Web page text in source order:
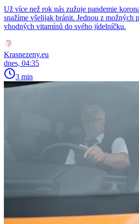
Už více než rok nás zužuje pandemie
snažíme všelijak bránit. Jednou z možných
vhodných vitamínů do svého jídelníčku.
Krasnezeny.eu
dnes, 04:35
3 min